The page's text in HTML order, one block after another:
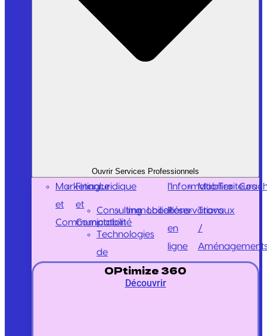
Ouvrir Services Professionnels
Marketing
et
Communication
Finance
et
Comptabilité
Juridique
Consulting
Technologies
de
l'Information
Immobilier
LocationsRéservations
en
ligne
MobilierTraiteurs
Travaux
/
OPtimize 360
Découvrir